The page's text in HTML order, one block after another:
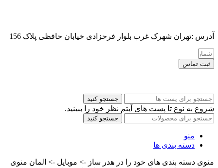
آدرس :تهران شهرک غرب بلوار فرحزادی خیابان حافظی پلاک 156
ثبت تماس
جستجو کنید
شروع به نوع تا پست های آیتم نظر خود را ببینید.
جستجو کنید
منو
دسته بندی ها
منوی دسته بندی های خود را در هدر ساز -> موبایل -> المان منوی